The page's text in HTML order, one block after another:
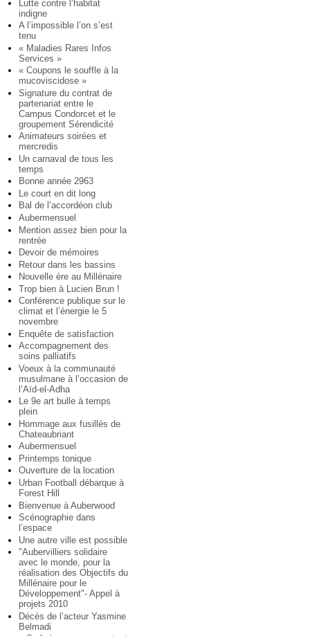
Lutte contre l’habitat
indigne
A l’impossible l’on s’est
tenu
« Maladies Rares Infos
Services »
« Coupons le souffle à la
mucoviscidose »
Signature du contrat de
partenariat entre le
Campus Condorcet et le
groupement Sérendicité
Animateurs soirées et
mercredis
Un carnaval de tous les
temps
Bonne année 2963
Le court en dit long
Bal de l’accordéon club
Aubermensuel
Mention assez bien pour la
rentrée
Devoir de mémoires
Retour dans les bassins
Nouvelle ère au Millénaire
Trop bien à Lucien Brun !
Conférence publique sur le
climat et l’énergie le 5
novembre
Enquête de satisfaction
Accompagnement des
soins palliatifs
Voeux à la communauté
musulmane à l’occasion de
l’Aïd-el-Adha
Le 9e art bulle à temps
plein
Hommage aux fusillés de
Chateaubriant
Aubermensuel
Printemps tonique
Ouverture de la location
Urban Football débarque à
Forest Hill
Bienvenue à Auberwood
Scénographie dans
l’espace
Une autre ville est possible
"Aubervilliers solidaire
avec le monde, pour la
réalisation des Objectifs du
Millénaire pour le
Développement"- Appel à
projets 2010
Décès de l’acteur Yasmine
Belmadi